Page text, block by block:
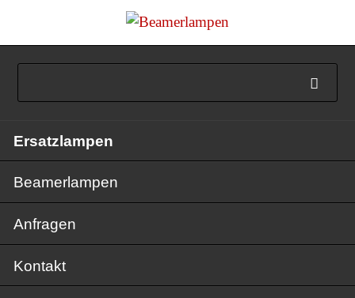
überspringen
Ersatzlampen
Beamerlampen
Anfragen
Kontakt